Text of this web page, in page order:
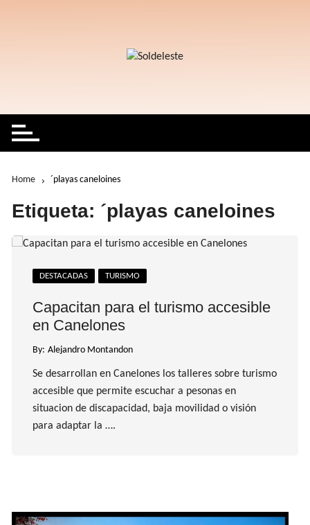
Home ´playas caneloines
Etiqueta: ´playas caneloines
DESTACADAS TURISMO
Capacitan para el turismo accesible
en Canelones
By: Alejandro Montandon
Se desarrollan en Canelones los talleres sobre turismo
accesible que permite escuchar a pesonas en
situacion de discapacidad, baja movilidad o visión
para adaptar la ….